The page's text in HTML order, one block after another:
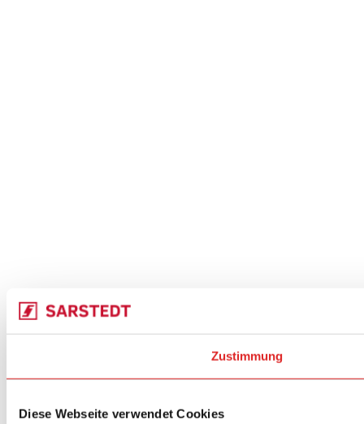
Zustimmung
Diese Webseite verwendet Cookies